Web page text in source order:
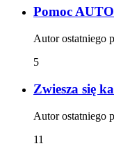
Pomoc
Autor ostatniego
5
Zwiesza się
Autor ostatniego
11